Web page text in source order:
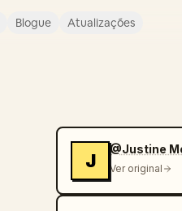
Blogue Atualizações
J
@Justine
Ver original